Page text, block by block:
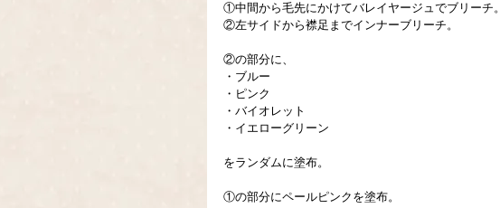
①中間から毛先にかけてバレイヤージュでブリーチ。
②左サイドから襟足までインナーブリーチ。
②の部分に、
・ブルー
・ピンク
・バイオレット
・イエローグリーン
をランダムに塗布。
①の部分にペールピンクを塗布。